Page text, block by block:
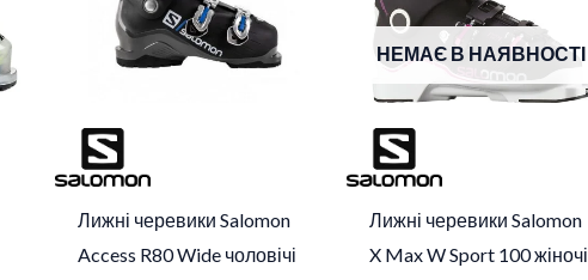
Лижні черевики Salomon
Access R80 Wide чоловічі
НЕМАЄ В НАЯВНОСТІ
Лижні черевики Salomon
X Max W Sport 100 жіночі